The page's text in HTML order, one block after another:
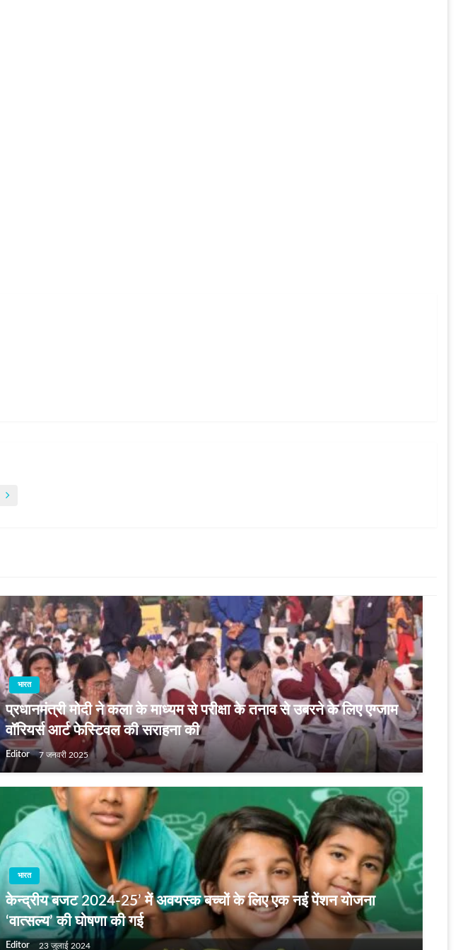
भारत
प्रधानमंत्री मोदी ने कला के माध्यम से परीक्षा के तनाव से उबरने के लिए एग्जाम
वॉरियर्स आर्ट फेस्टिवल की सराहना की
Editor 7 जनवरी 2025
भारत
केन्‍द्रीय बजट 2024-25’ में अवयस्क बच्चों के लिए एक नई पेंशन योजना
‘वात्सल्य’ की घोषणा की गई
Editor 23 जुलाई 2024